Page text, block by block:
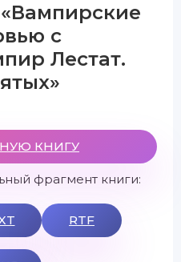
с
Лестат.
КНИГУ
фрагмент книги:
RTF